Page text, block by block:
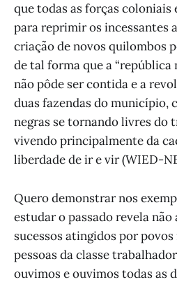
que todas as forças
para reprimir os incessantes
criação de novos quilombos
de tal forma que a “república
não pôde ser contida e a
duas fazendas do município,
negras se tornando livres do
vivendo principalmente da
liberdade de ir e vir (WIED-
Quero demonstrar nos
estudar o passado revela não
sucessos atingidos por
pessoas da classe
ouvimos e ouvimos todas as